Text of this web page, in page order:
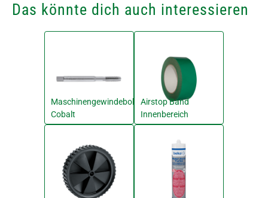
Das könnte dich auch interessieren
Maschinengewindebohrer
Cobalt
Airstop Band
Innenbereich